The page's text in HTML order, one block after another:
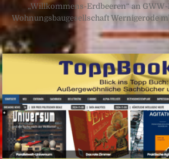
„Willkommens-Erdbeeren“ an GWW-
Wohnungsbaugesellschaft Wernigerode